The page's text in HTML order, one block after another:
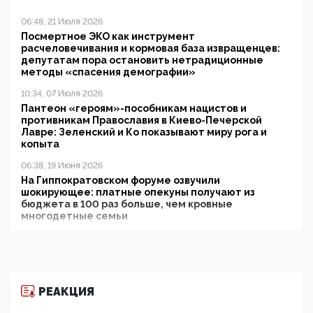
06:48, 21 Июля 2026
Посмертное ЭКО как инструмент
расчеловечивания и кормовая база извращенцев:
депутатам пора остановить нетрадиционные
методы «спасения демографии»
10:34, 07 Июля 2026
Пантеон «героям»-пособникам нацистов и
противникам Православия в Киево-Печерской
Лавре: Зеленский и Ко показывают миру рога и
копыта
06:38, 19 Июня 2026
На Гиппократовском форуме озвучили
шокирующее: платные опекуны получают из
бюджета в 100 раз больше, чем кровные
многодетные семьи
11:53, 09 Июня 2026
РЕАКЦИЯ